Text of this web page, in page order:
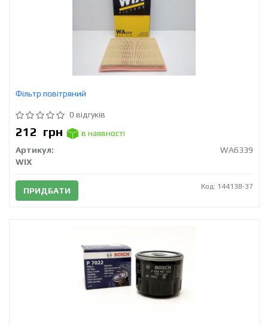
Фільтр повітряний
0 відгуків
212 грн
в наявності
Артикул:
WA6339
WIX
ПРИДБАТИ Код: 144138-37